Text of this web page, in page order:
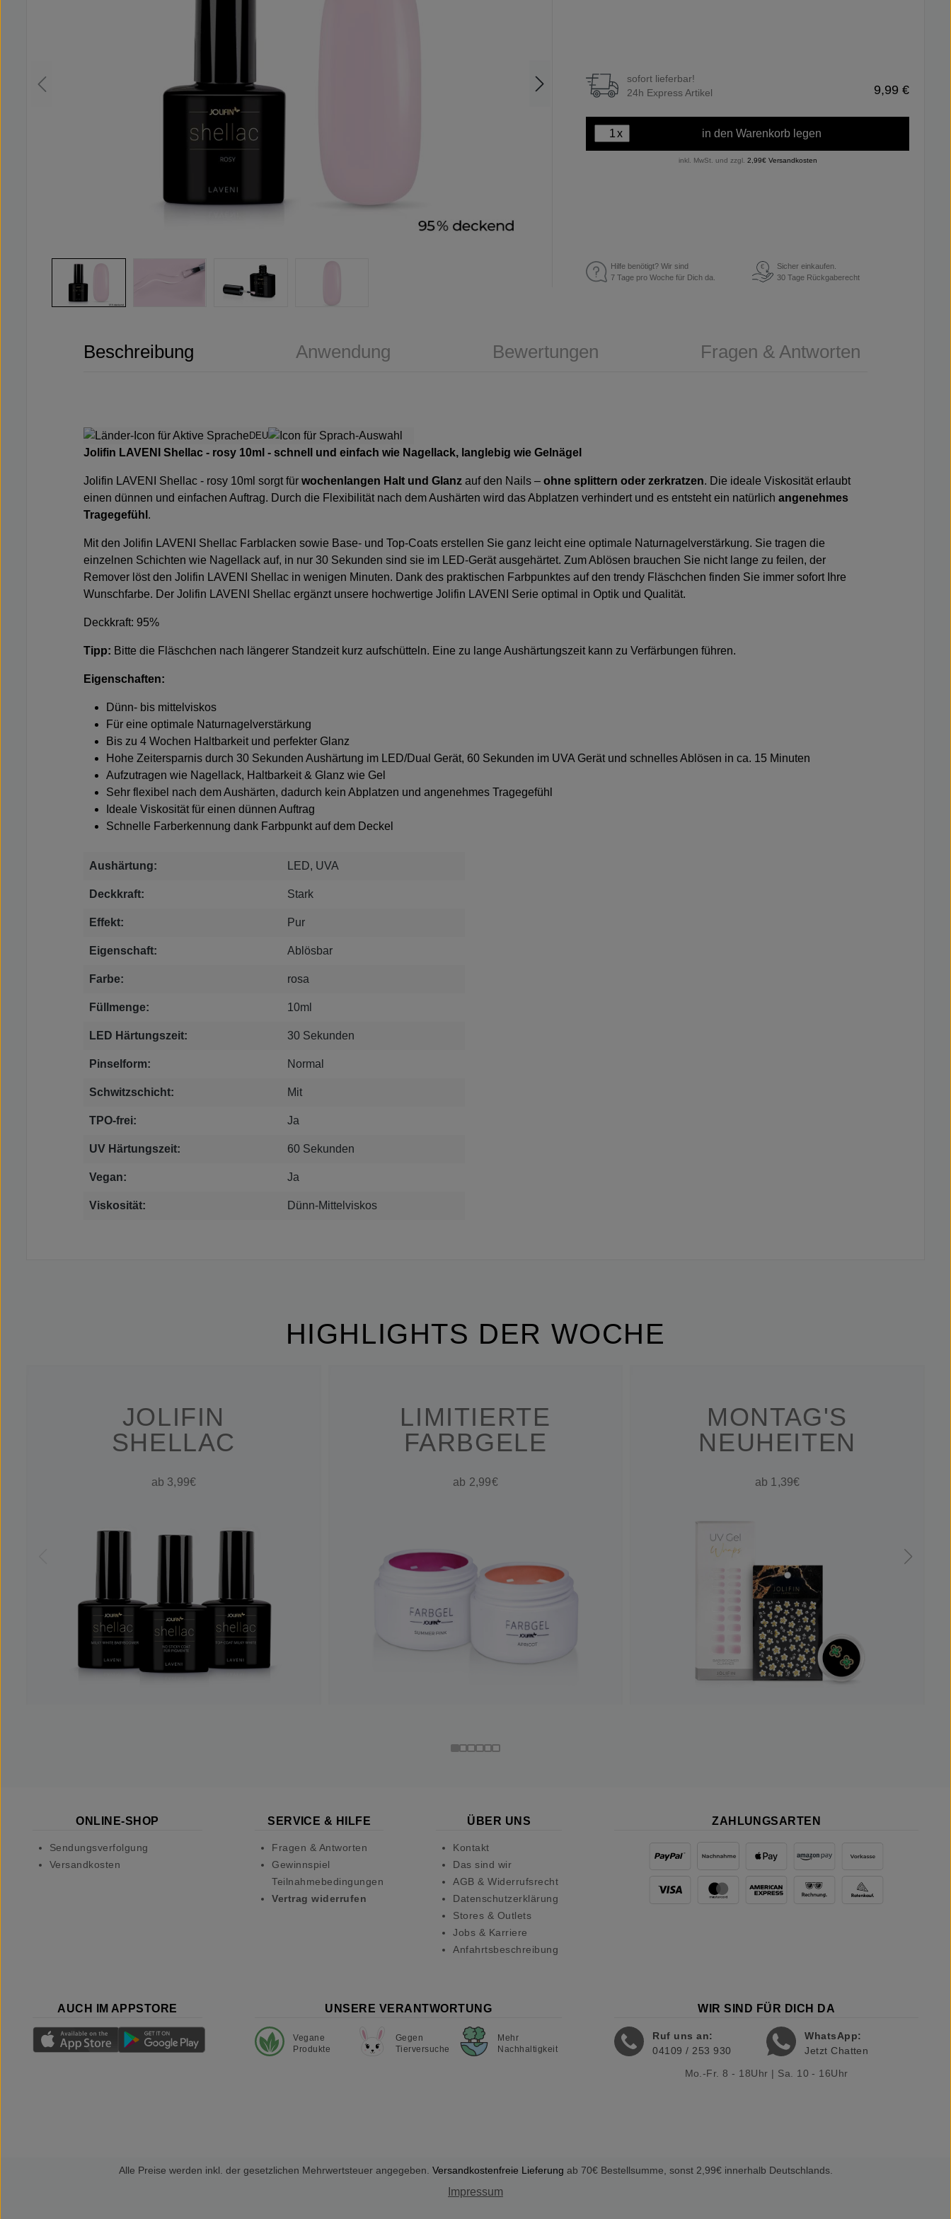
sofort lieferbar!
24h Express Artikel
9,99 €
x in den Warenkorb legen
inkl. MwSt. und zzgl. 2,99€ Versandkosten
Hilfe benötigt? Wir sind
7 Tage pro Woche für Dich da.
€
Sicher einkaufen.
30 Tage Rückgaberecht
Beschreibung Anwendung Bewertungen Fragen & Antworten
DEU
Jolifin LAVENI Shellac - rosy 10ml - schnell und einfach wie Nagellack, langlebig wie Gelnägel
Jolifin LAVENI Shellac - rosy 10ml sorgt für wochenlangen Halt und Glanz auf den Nails – ohne splittern oder zerkratzen. Die ideale Viskosität erlaubt
einen dünnen und einfachen Auftrag. Durch die Flexibilität nach dem Aushärten wird das Abplatzen verhindert und es entsteht ein natürlich angenehmes
Tragegefühl .
Mit den Jolifin LAVENI Shellac Farblacken sowie Base- und Top-Coats erstellen Sie ganz leicht eine optimale Naturnagelverstärkung. Sie tragen die
einzelnen Schichten wie Nagellack auf, in nur 30 Sekunden sind sie im LED-Gerät ausgehärtet. Zum Ablösen brauchen Sie nicht lange zu feilen, der
Remover löst den Jolifin LAVENI Shellac in wenigen Minuten. Dank des praktischen Farbpunktes auf den trendy Fläschchen finden Sie immer sofort Ihre
Wunschfarbe. Der Jolifin LAVENI Shellac ergänzt unsere hochwertige Jolifin LAVENI Serie optimal in Optik und Qualität.
Deckkraft: 95%
Tipp: Bitte die Fläschchen nach längerer Standzeit kurz aufschütteln. Eine zu lange Aushärtungszeit kann zu Verfärbungen führen.
Eigenschaften:
Dünn- bis mittelviskos
Für eine optimale Naturnagelverstärkung
Bis zu 4 Wochen Haltbarkeit und perfekter Glanz
Hohe Zeitersparnis durch 30 Sekunden Aushärtung im LED/Dual Gerät, 60 Sekunden im UVA Gerät und schnelles Ablösen in ca. 15 Minuten
Aufzutragen wie Nagellack, Haltbarkeit & Glanz wie Gel
Sehr flexibel nach dem Aushärten, dadurch kein Abplatzen und angenehmes Tragegefühl
Ideale Viskosität für einen dünnen Auftrag
Schnelle Farberkennung dank Farbpunkt auf dem Deckel
Aushärtung: LED, UVA
Deckkraft: Stark
Effekt: Pur
Eigenschaft: Ablösbar
Farbe: rosa
Füllmenge: 10ml
LED Härtungszeit: 30 Sekunden
Pinselform: Normal
Schwitzschicht: Mit
TPO-frei: Ja
UV Härtungszeit: 60 Sekunden
Vegan: Ja
Viskosität: Dünn-Mittelviskos
HIGHLIGHTS DER WOCHE
JOLIFIN
SHELLAC
ab 3,99€
LIMITIERTE
FARBGELE
ab 2,99€
MONTAG'S
NEUHEITEN
ab 1,39€
ONLINE-SHOP
Sendungsverfolgung
Versandkosten
SERVICE & HILFE
Fragen & Antworten
Gewinnspiel
Teilnahmebedingungen
Vertrag widerrufen
ÜBER UNS
Kontakt
Das sind wir
AGB & Widerrufsrecht
Datenschutzerklärung
Stores & Outlets
Jobs & Karriere
Anfahrtsbeschreibung
ZAHLUNGSARTEN
AUCH IM APPSTORE UNSERE VERANTWORTUNG
Vegane
Produkte
Gegen
Tierversuche
Mehr
Nachhaltigkeit
WIR SIND FÜR DICH DA
Ruf uns an:
04109 / 253 930
WhatsApp:
Jetzt Chatten
Mo.-Fr. 8 - 18Uhr | Sa. 10 - 16Uhr
Alle Preise werden inkl. der gesetzlichen Mehrwertsteuer angegeben. Versandkostenfreie Lieferung ab 70€ Bestellsumme, sonst 2,99€ innerhalb Deutschlands.
Impressum